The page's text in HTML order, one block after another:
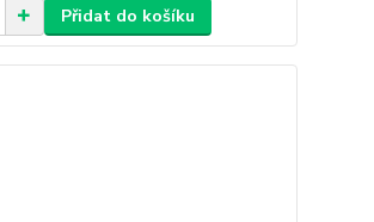
Přidat do košíku